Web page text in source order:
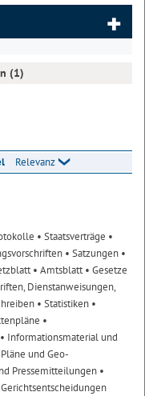
(1)
Relevanz
• Staatsverträge •
• Satzungen •
• Amtsblatt• Gesetze
Dienstanweisungen,
• Statistiken •
•
• Informationsmaterial und
und Geo-
Pressemitteilungen •
Gerichtsentscheidungen